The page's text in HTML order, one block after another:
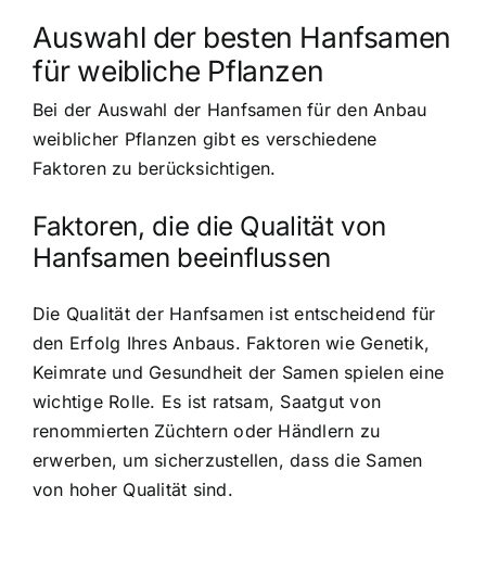
Auswahl der besten Hanfsamen
für weibliche Pflanzen
Bei der Auswahl der Hanfsamen für den Anbau
weiblicher Pflanzen gibt es verschiedene
Faktoren zu berücksichtigen.
Faktoren, die die Qualität von
Hanfsamen beeinflussen
Die Qualität der Hanfsamen ist entscheidend für
den Erfolg Ihres Anbaus. Faktoren wie Genetik,
Keimrate und Gesundheit der Samen spielen eine
wichtige Rolle. Es ist ratsam, Saatgut von
renommierten Züchtern oder Händlern zu
erwerben, um sicherzustellen, dass die Samen
von hoher Qualität sind.